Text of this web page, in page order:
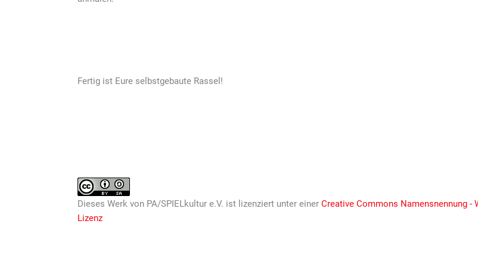
Fertig ist Eure selbstgebaute Rassel!
DiesesWerk von PA/SPIELkultur e.V. ist lizenziert unter einerCreative Commons Namensnennung -
Lizenz